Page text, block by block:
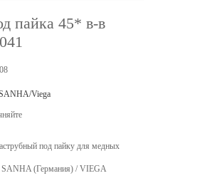
пайка 45* в-в
Viega
под пайку для медных
SANHA (Германия) / VIEGA